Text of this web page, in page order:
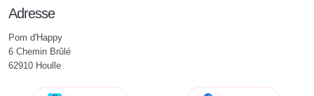
Adresse
Pom d'Happy
6 Chemin Brûlé
62910 Houlle